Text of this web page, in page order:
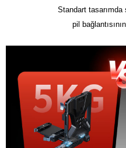
Standart tasarımda
pil